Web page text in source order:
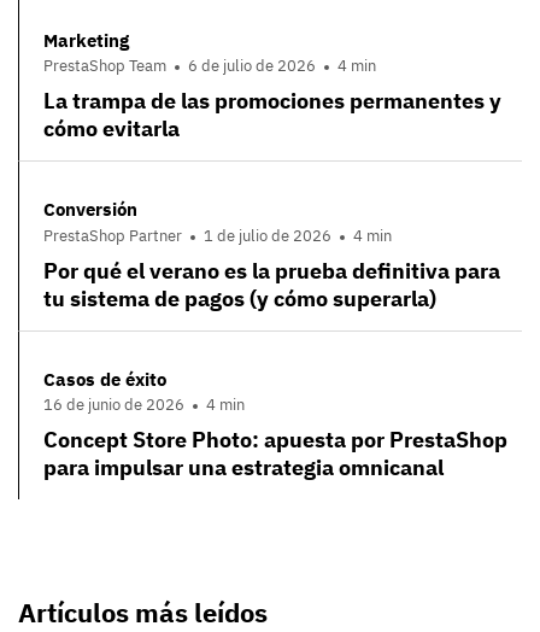
Marketing
PrestaShop Team 6 de julio de 2026 4 min
La trampa de las promociones permanentes y
cómo evitarla
Conversión
PrestaShop Partner 1 de julio de 2026 4 min
Por qué el verano es la prueba definitiva para
tu sistema de pagos (y cómo superarla)
Casos de éxito
16 de junio de 2026 4 min
Concept Store Photo: apuesta por PrestaShop
para impulsar una estrategia omnicanal
Artículos más leídos